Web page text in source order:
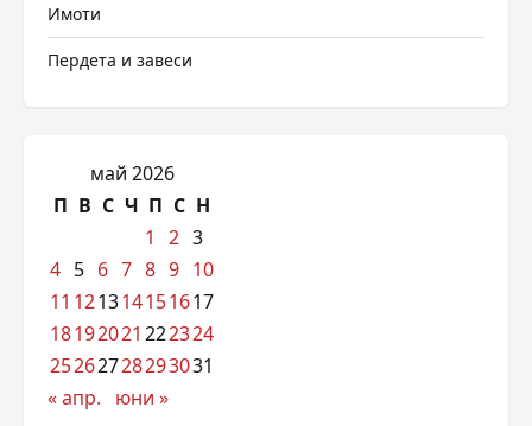
Имоти
Пердета и завеси
май 2026
П В С Ч П С Н
1
2 3
4 5 6 7 8 9 10
11 121314151617
18192021 222324
25262728293031
« апр.
юни »